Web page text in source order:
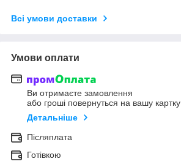
Всі умови доставки
Умови оплати
Ви отримаєте замовлення
або гроші повернуться на вашу картку
Детальніше
Післяплата
Готівкою